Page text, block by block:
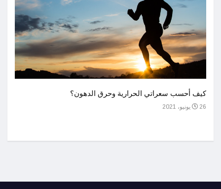
كيف أحسب سعراتي الحرارية وحرق الدهون؟
26 يونيو، 2021